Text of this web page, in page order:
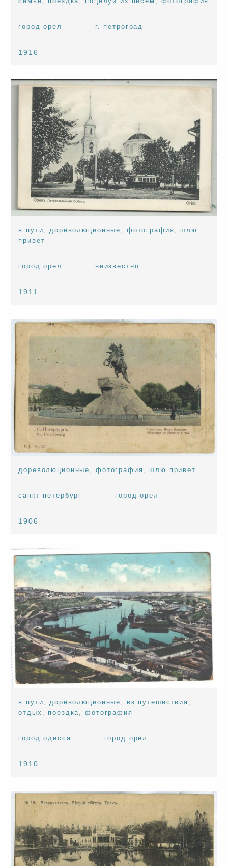
город орел г. петроград
1916
в пути,дореволюционные , фотография, шлю
привет
город орел неизвестно
1911
дореволюционные фотография шлю привет
санкт-петербург город орел
1906
в пути,дореволюционные , из путешествия ,
отдых , поездка,фотография
город одесса город орел
1910